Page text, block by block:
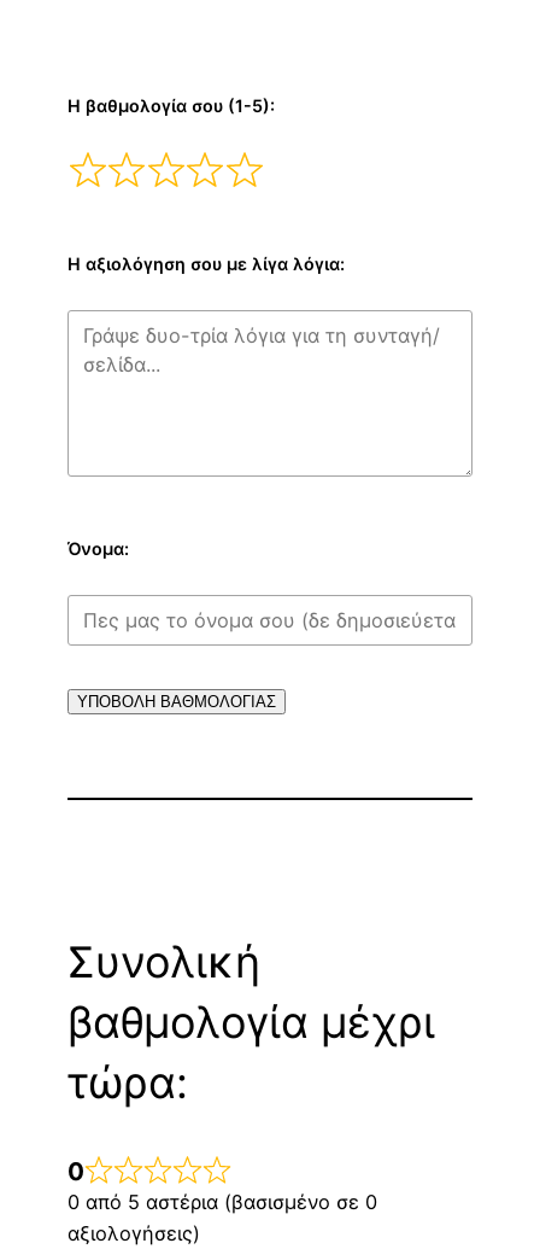
Η βαθμολογία σου (1-5):
Η αξιολόγηση σου με λίγα λόγια:
Όνομα:
ΥΠΟΒΟΛΗ ΒΑΘΜΟΛΟΓΙΑΣ
Συνολική
βαθμολογία μέχρι
τώρα:
0
0 από 5 αστέρια (βασισμένο σε 0
αξιολογήσεις)